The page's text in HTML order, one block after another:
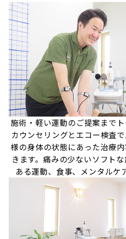
施術・軽い運動のご提案まで
カウンセリングとエコー検査
様の身体の状態にあった治療
きます。痛みの少ないソフト
ある運動、食事、メンタルケ